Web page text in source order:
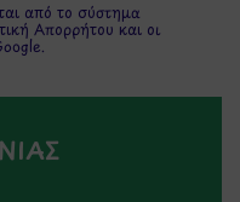
από το σύστημα
Απορρήτου και οι